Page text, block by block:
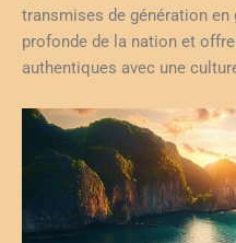
transmises de génération
profonde de la nation et
authentiques avec une